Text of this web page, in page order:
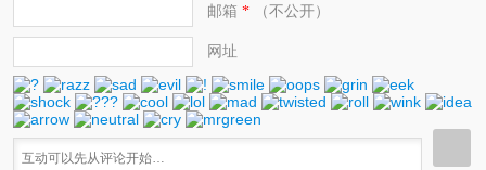
邮箱 *（不公开）
网址